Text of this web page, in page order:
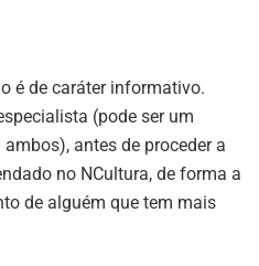
é de caráter informativo.
(pode ser um
antes de proceder a
no NCultura, de forma a
de alguém que tem mais